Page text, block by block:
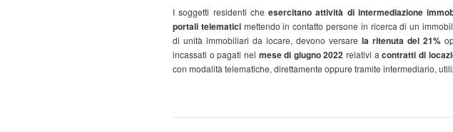
I soggetti residenti che esercitano attività di intermediazione
portali telematicimettendo in contatto persone in ricerca di un
di unità immobiliari da locare, devono versare la ritenuta del 21%
incassati o pagati nel mese di giugno 2022 relativi acontratti di
con modalità telematiche, direttamente oppure tramite intermediario,